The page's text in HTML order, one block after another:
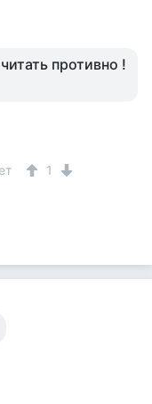
противно !
1